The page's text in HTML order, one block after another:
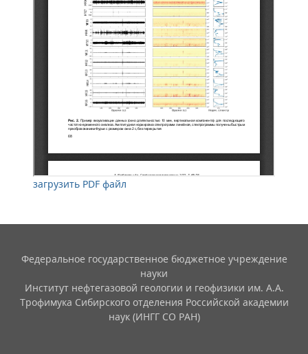
загрузить PDF файл
Федеральное государственное бюджетное учреждение
науки
Институт нефтегазовой геологии и геофизики им. А.А.
Трофимука Сибирского отделения Российской академии
наук (ИНГГ СО РАН)